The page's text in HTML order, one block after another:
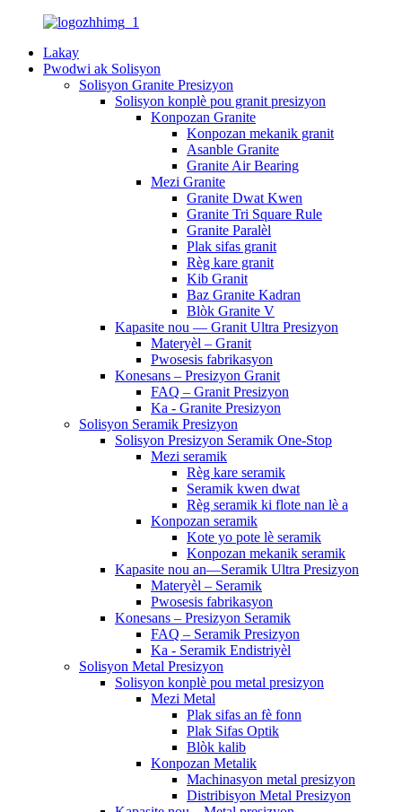
Lakay
Pwodwi ak Solisyon
Solisyon Granite Presizyon
Solisyon konplè pou granit presizyon
Konpozan Granite
Konpozan mekanik granit
Asanble Granite
Granite Air Bearing
Mezi Granite
Granite Dwat Kwen
Granite Tri Square Rule
Granite Paralèl
Plak sifas granit
Règ kare granit
Kib Granit
Baz Granite Kadran
Blòk Granite V
Kapasite nou — Granit Ultra Presizyon
Materyèl – Granit
Pwosesis fabrikasyon
Konesans – Presizyon Granit
FAQ – Granit Presizyon
Ka - Granite Presizyon
Solisyon Seramik Presizyon
Solisyon Presizyon Seramik One-Stop
Mezi seramik
Règ kare seramik
Seramik kwen dwat
Règ seramik ki flote nan lè a
Konpozan seramik
Kote yo pote lè seramik
Konpozan mekanik seramik
Kapasite nou an—Seramik Ultra Presizyon
Materyèl – Seramik
Pwosesis fabrikasyon
Konesans – Presizyon Seramik
FAQ – Seramik Presizyon
Ka - Seramik Endistriyèl
Solisyon Metal Presizyon
Solisyon konplè pou metal presizyon
Mezi Metal
Plak sifas an fè fonn
Plak Sifas Optik
Blòk kalib
Konpozan Metalik
Machinasyon metal presizyon
Distribisyon Metal Presizyon